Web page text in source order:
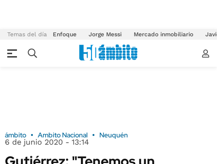
Temas del día Enfoque Jorge Messi Mercado inmobiliario
ámbito Ambito Nacional Neuquén
6 de junio 2020 - 13:14